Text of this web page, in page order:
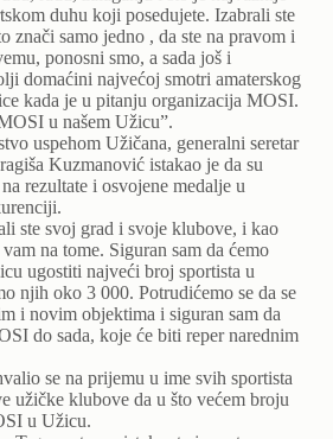
duhu koji posedujete. Izabrali ste
znači samo jedno , da ste na pravom i
ponosni smo, a sada još i
domaćini najvećoj smotri amaterskog
kada je u pitanju organizacija MOSI.
u našem Užicu”.
uspehom Užičana, generalni seretar
Kuzmanović istakao je da su
rezultate i osvojene medalje u
ste svoj grad i svoje klubove, i kao
na tome. Siguran sam da ćemo
ugostiti najveći broj sportista u
njih oko 3 000. Potrudićemo se da se
i novim objektima i siguran sam da
do sada, koje će biti reper narednim
se na prijemu u ime svih sportista
užičke klubove da u što većem broju
u Užicu.